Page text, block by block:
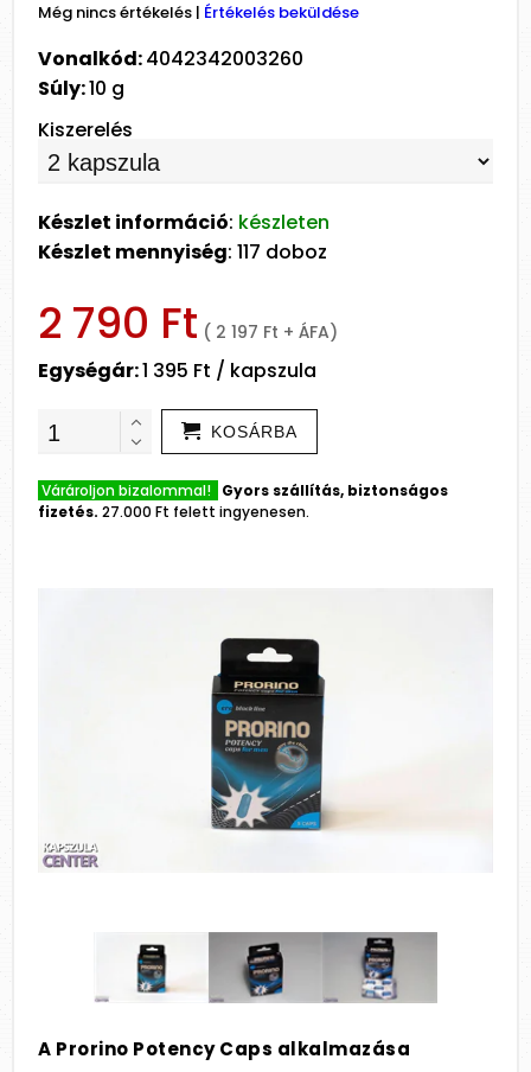
Még nincs értékelés | Értékelés beküldése
Vonalkód:4042342003260
Súly:10 g
Kiszerelés
Készlet információ: készleten
Készlet mennyiség: 117 doboz
2 790 Ft ( 2 197 Ft + ÁFA)
Egységár:1 395 Ft / kapszula
KOSÁRBA
Várároljon bizalommal! Gyors szállítás, biztonságos
fizetés. 27.000 Ft felett ingyenesen.
A Prorino Potency Caps alkalmazása